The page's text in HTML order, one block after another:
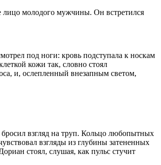
лицо молодого мужчины. Он встретился
под ноги: кровь подступала к носкам
кожи так, словно стоял
и, ослепленный внезапным светом,
взгляд на труп. Кольцо любопытных
взгляды из глубины затененных
стоял, слушая, как пульс стучит